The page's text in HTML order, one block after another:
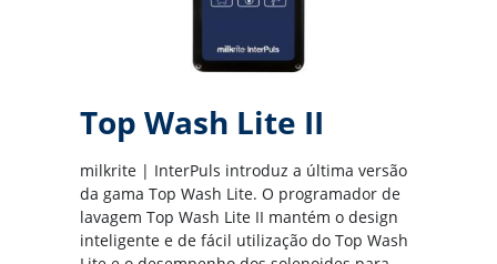
Top Wash Lite II
milkrite | InterPuls introduz a última versão
da gama Top Wash Lite. O programador de
lavagem Top Wash Lite II mantém o design
inteligente e de fácil utilização do Top Wash